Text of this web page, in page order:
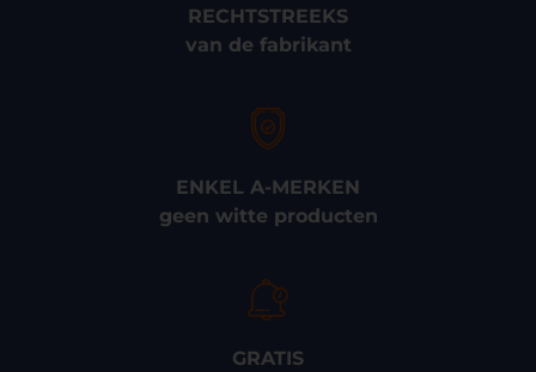
RECHTSTREEKS
van de fabrikant
ENKEL A-MERKEN
geen witte producten
GRATIS